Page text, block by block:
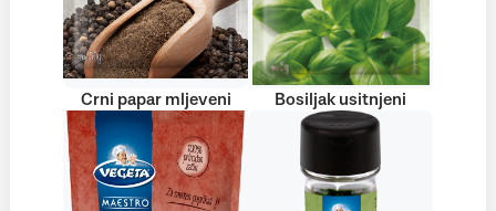
Crni papar mljeveni Bosiljak usitnjeni